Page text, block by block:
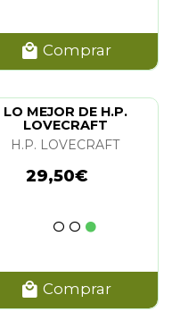
Comprar
LO MEJOR DE H.P.
LOVECRAFT
(ILUSTRADO)
H.P. LOVECRAFT
29,50€
Comprar